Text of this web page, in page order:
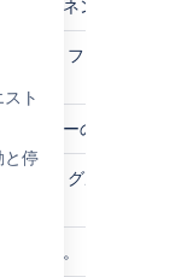
ト
と停
ける
数。
およ
コンポーネントの数。
カスタム フィールド
フィルターの数。
ユーザー グループの
課題の数。